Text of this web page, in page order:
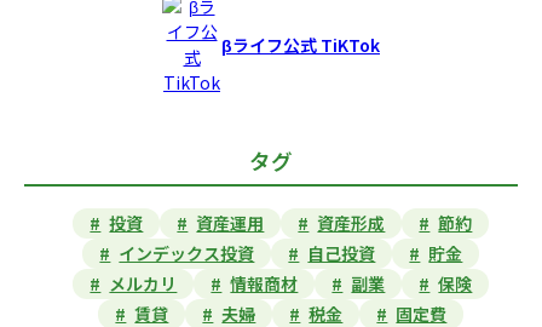
βライフ公式 TiKTok
タグ
投資 資産運用 資産形成
節約
インデックス投資
自己投資
貯金
メルカリ
情報商材 副業
保険
賃貸
夫婦 税金
固定費